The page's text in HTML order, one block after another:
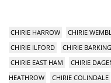
CHIRIE HARROW CHIRIE
CHIRIE ILFORD
CHIRIE BARKING
CHIRIE EAST HAM
CHIRIE
HEATHROW
CHIRIE COLINDALE